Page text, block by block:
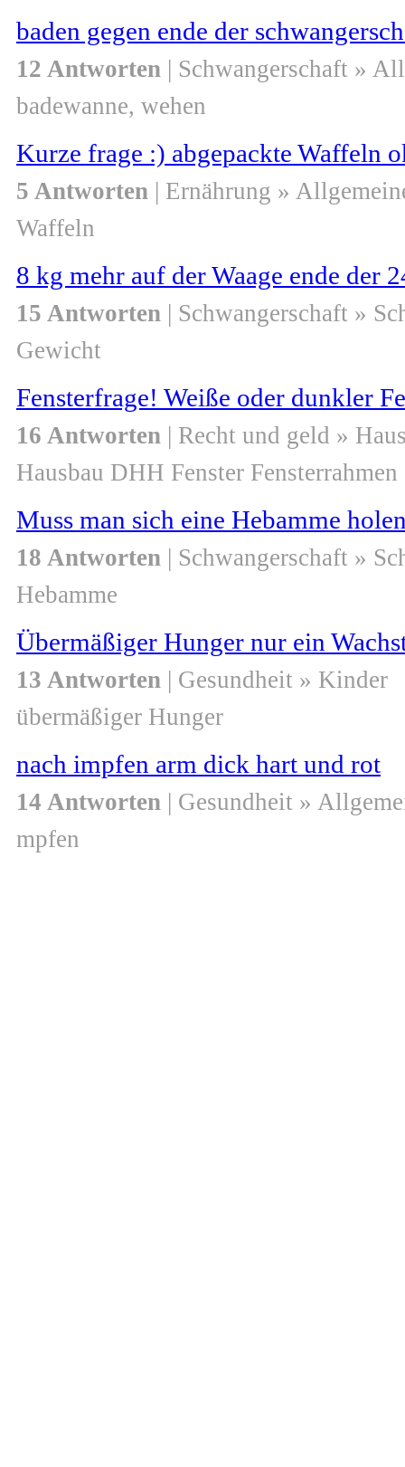
baden gegen ende der
12 Antworten | Schwangerschaft »
badewanne, wehen
Kurze frage :) abgepackte Waffeln
5 Antworten | Ernährung »
Waffeln
8 kg mehr auf der Waage ende der
15 Antworten | Schwangerschaft »
Gewicht
Fensterfrage! Weiße oder dunkler
16 Antworten | Recht und geld »
Hausbau DHH Fenster Fensterrahmen
Muss man sich eine Hebamme
18 Antworten | Schwangerschaft »
Hebamme
Übermäßiger Hunger nur ein
13 Antworten | Gesundheit » Kinder
übermäßiger Hunger
nach impfen arm dick hart und rot
14 Antworten | Gesundheit »
mpfen